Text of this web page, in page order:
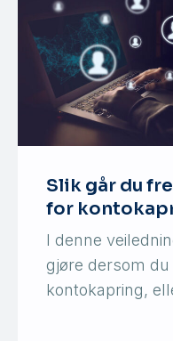
Slik går du
for
I denne
gjøre dersom
kontokapring,